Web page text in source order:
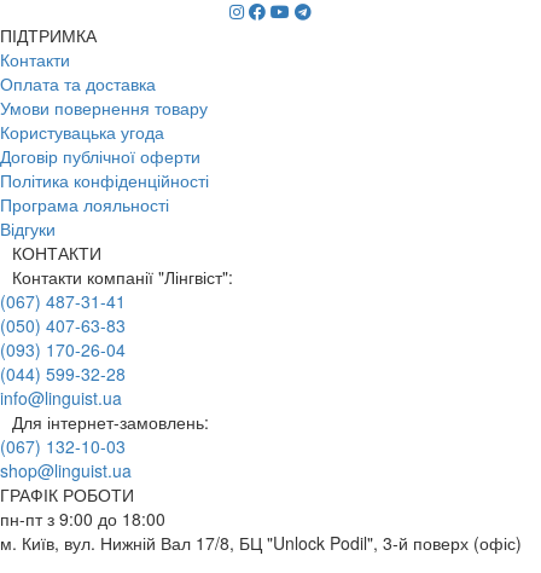
ПІДТРИМКА
Контакти
Оплата та доставка
Умови повернення товару
Користувацька угода
Договір публічної оферти
Політика конфіденційності
Програма лояльності
Відгуки
КОНТАКТИ
Контакти компанії "Лінгвіст":
(067) 487-31-41
(050) 407-63-83
(093) 170-26-04
(044) 599-32-28
info@linguist.ua
Для інтернет-замовлень:
(067) 132-10-03
shop@linguist.ua
ГРАФІК РОБОТИ
пн-пт з 9:00 до 18:00
м. Київ, вул. Нижній Вал 17/8, БЦ "Unlock Podil", 3-й поверх (офіс)